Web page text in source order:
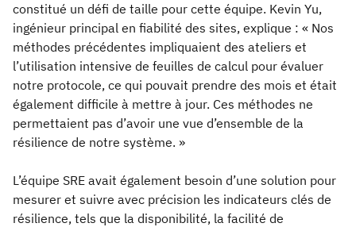
constitué un défi de taille pour cette équipe. Kevin Yu,
ingénieur principal en fiabilité des sites, explique : « Nos
méthodes précédentes impliquaient des ateliers et
l’utilisation intensive de feuilles de calcul pour évaluer
notre protocole, ce qui pouvait prendre des mois et était
également difficile à mettre à jour. Ces méthodes ne
permettaient pas d’avoir une vue d’ensemble de la
résilience de notre système. »
L’équipe SRE avait également besoin d’une solution pour
mesurer et suivre avec précision les indicateurs clés de
résilience, tels que la disponibilité, la facilité de